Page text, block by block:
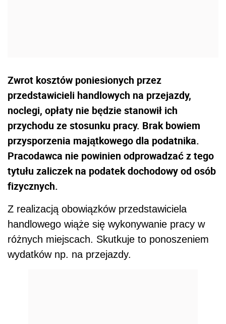
Zwrot kosztów poniesionych przez
przedstawicieli handlowych na przejazdy,
noclegi, opłaty nie będzie stanowił ich
przychodu ze stosunku pracy. Brak bowiem
przysporzenia majątkowego dla podatnika.
Pracodawca nie powinien odprowadzać z tego
tytułu zaliczek na podatek dochodowy od osób
fizycznych.
Z realizacją obowiązków przedstawiciela
handlowego wiąże się wykonywanie pracy w
różnych miejscach. Skutkuje to ponoszeniem
wydatków np. na przejazdy.